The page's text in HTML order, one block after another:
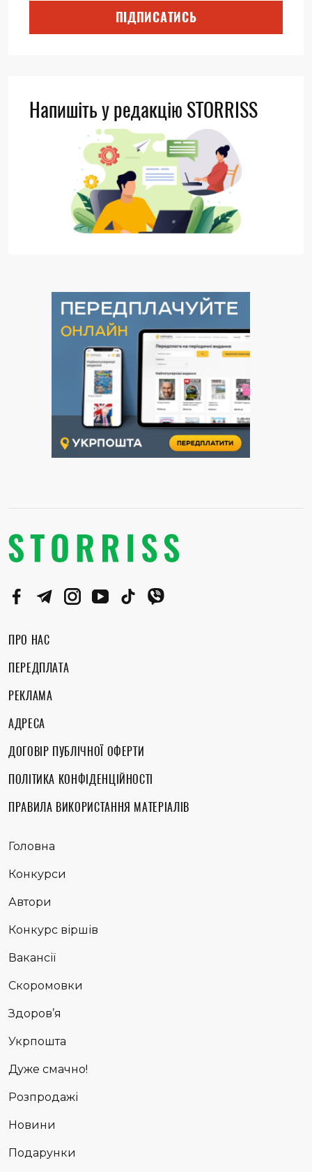
ПІДПИСАТИСЬ
Напишіть у редакцію STORRISS
ПРО НАС
ПЕРЕДПЛАТА
РЕКЛАМА
АДРЕСА
ДОГОВІР ПУБЛІЧНОЇ ОФЕРТИ
ПОЛІТИКА КОНФІДЕНЦІЙНОСТІ
ПРАВИЛА ВИКОРИСТАННЯ МАТЕРІАЛІВ
Головна
Конкурси
Автори
Конкурс віршів
Вакансії
Скоромовки
Здоров’я
Укрпошта
Дуже смачно!
Розпродажі
Новини
Подарунки